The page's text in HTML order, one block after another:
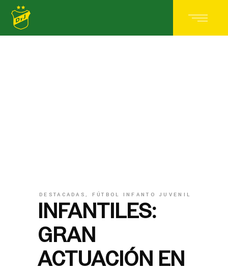
DESTACADAS, FÚTBOL INFANTO JUVENIL
INFANTILES:
GRAN
ACTUACIÓN EN